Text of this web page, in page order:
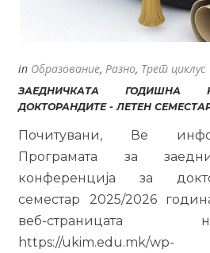
in Образование, Разно, Трет циклус
ЗАЕДНИЧКАТА ГОДИШНА
ДОКТОРАНДИТЕ - ЛЕТЕН СЕМЕСТАР
Почитувани, Ве
Програмата за
конференција за
семестар 2025/2026
веб-
https://ukim.edu.mk/wp-